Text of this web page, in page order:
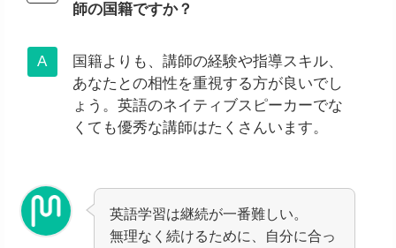
師の国籍ですか？
国籍よりも、講師の経験や指導スキル、
あなたとの相性を重視する方が良いでし
ょう。英語のネイティブスピーカーでな
くても優秀な講師はたくさんいます。
英語学習は継続が一番難しい。
無理なく続けるために、自分に合っ